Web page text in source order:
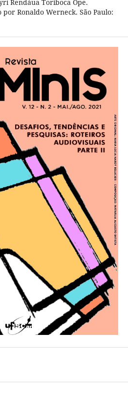
Rendáua Toriboca Ope.
Ronaldo Werneck. São Paulo: